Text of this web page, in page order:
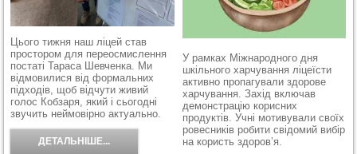
Цьоготижня наш ліцей став
простором для переосмислення
постаті Тараса Шевченка. Ми
відмовилися від формальних
підходів, щоб відчути живий
голос Кобзаря, який і сьогодні
звучить неймовірно актуально.
ДЕТАЛЬНІШЕ...
У рамках Міжнародного дня
шкільного харчування ліцеїсти
активно пропагували здорове
харчування. Захід включав
демонстрацію корисних
продуктів. Учні мотивували своїх
ровесників робити свідомий вибір
на користь здоров’я.